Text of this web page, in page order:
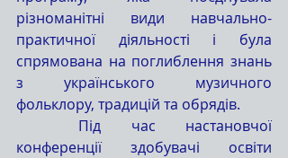
різноманітні види навчально-
практичної діяльності і була
спрямована на поглиблення знань
з українського музичного
фольклору, традицій та обрядів.
конференції здобувачі освіти